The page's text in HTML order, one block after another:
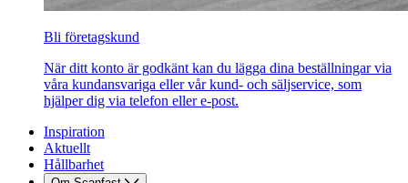
Bli företagskund
När ditt konto är godkänt kan du lägga dina beställningar via
våra kundansvariga eller vår kund- och säljservice, som
hjälper dig via telefon eller e-post.
Inspiration
Aktuellt
Hållbarhet